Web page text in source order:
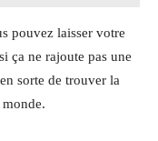
pouvez laisser votre
ça ne rajoute pas une
sorte de trouver la